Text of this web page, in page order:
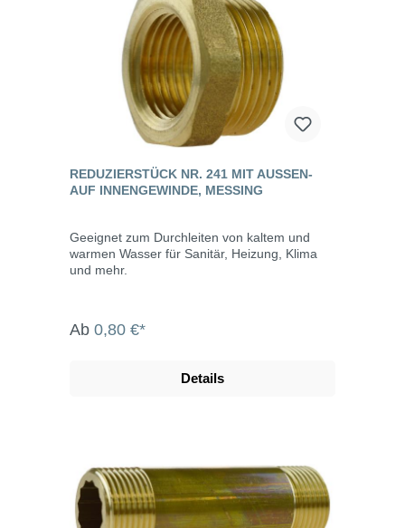
REDUZIERSTÜCK NR. 241 MIT AUSSEN- A
UF INNENGEWINDE, MESSING
Geeignet zum Durchleiten von kaltem und
warmen Wasser für Sanitär, Heizung, Klima
und mehr.
Ab 0,80 €*
Details